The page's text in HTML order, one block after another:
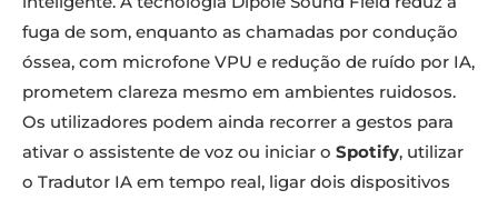
fuga de som, enquanto as chamadas por condução
óssea, com microfone VPU e redução de ruído por IA,
prometem clareza mesmo em ambientes ruidosos.
Os utilizadores podem ainda recorrer a gestos para
ativar o assistente de voz ou iniciar o Spotify, utilizar
o Tradutor IA em tempo real, ligar dois dispositivos